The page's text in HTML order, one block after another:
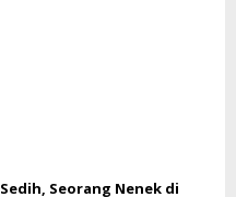
Sedih, Seorang Nenek di